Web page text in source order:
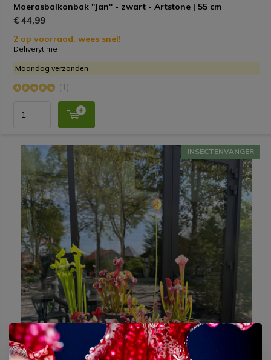
Moerasbalkonbak "Jan" - zwart - Artstone | 55 cm
€ 44,99
2 op voorraad, wees snel!
Deliverytime
Maandag verzonden
(1)
INSECTENVANGER